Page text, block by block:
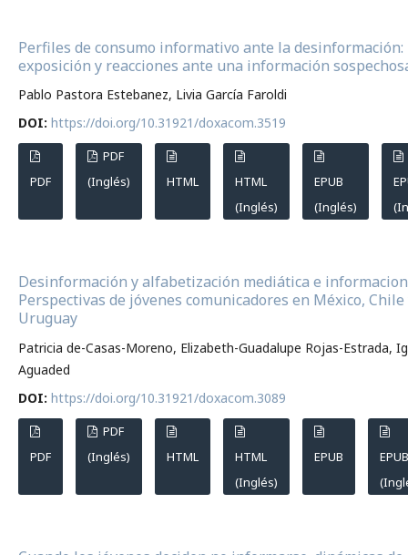
Perfiles de consumo informativo ante la desinformación:
exposición y reacciones ante una información
Pablo Pastora Estebanez, Livia García Faroldi
DOI: https://doi.org/10.31921/doxacom.3519
PDF
PDF
(Inglés)
HTML
HTML
(Inglés)
EPUB
(Inglés)
Desinformación y alfabetización mediática e
Perspectivas de jóvenes comunicadores en México, Chile
Uruguay
Patricia de-Casas-Moreno, Elizabeth-Guadalupe Rojas-Estrada,
Aguaded
DOI: https://doi.org/10.31921/doxacom.3089
PDF
PDF
(Inglés)
HTML
HTML
(Inglés)
EPUB